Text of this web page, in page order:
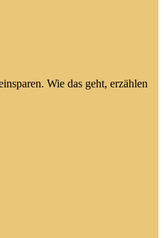
Wie das geht, erzählen